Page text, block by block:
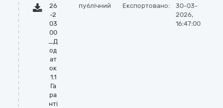
26
-2
03
00
_Д
од
ат
ок
1.1
Га
ра
нті
публічний Експортовано:
30-03-
2026,
16:47:00